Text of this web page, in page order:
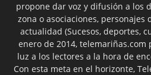
propone dar voz y difusión a los
zona o asociaciones, personajes
actualidad (Sucesos, deportes,
enero de 2014,
luz a los lectores a la hora de
Con esta meta en el horizonte,